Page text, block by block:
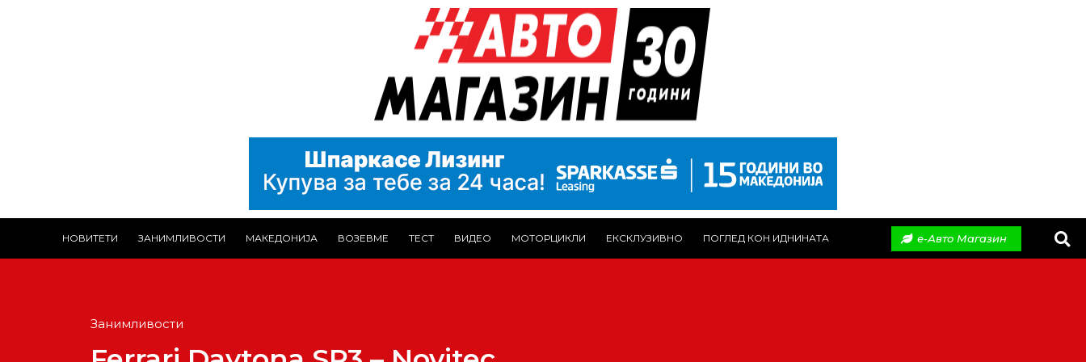
НОВИТЕТИ ЗАНИМЛИВОСТИ МАКЕДОНИЈА ВОЗЕВМЕ ТЕСТ ВИДЕО МОТОРЦИКЛИ ЕКСКЛУЗИВНО ПОГЛЕД КОН ИДНИНАТА е-Авто Магазин
Занимливости